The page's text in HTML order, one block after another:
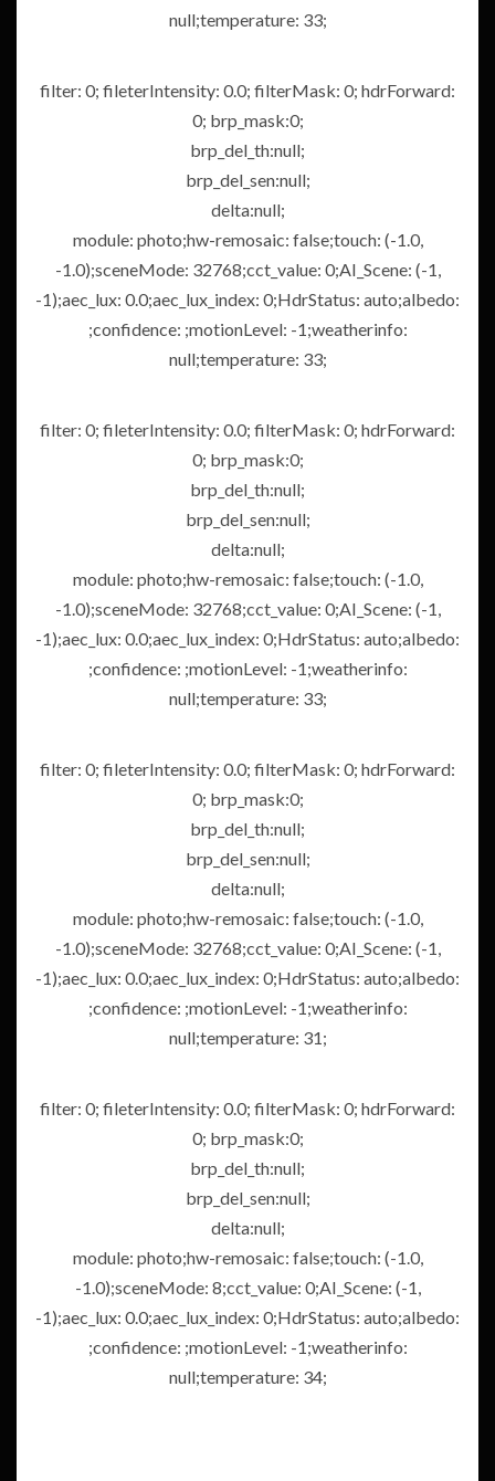
null;temperature: 33;
filter: 0; fileterIntensity: 0.0; filterMask: 0; hdrForward:
0; brp_mask:0;
brp_del_th:null;
brp_del_sen:null;
delta:null;
module: photo;hw-remosaic: false;touch: (-1.0,
-1.0);sceneMode: 32768;cct_value: 0;AI_Scene: (-1,
-1);aec_lux: 0.0;aec_lux_index: 0;HdrStatus: auto;albedo:
;confidence: ;motionLevel: -1;weatherinfo:
null;temperature: 33;
filter: 0; fileterIntensity: 0.0; filterMask: 0; hdrForward:
0; brp_mask:0;
brp_del_th:null;
brp_del_sen:null;
delta:null;
module: photo;hw-remosaic: false;touch: (-1.0,
-1.0);sceneMode: 32768;cct_value: 0;AI_Scene: (-1,
-1);aec_lux: 0.0;aec_lux_index: 0;HdrStatus: auto;albedo:
;confidence: ;motionLevel: -1;weatherinfo:
null;temperature: 33;
filter: 0; fileterIntensity: 0.0; filterMask: 0; hdrForward:
0; brp_mask:0;
brp_del_th:null;
brp_del_sen:null;
delta:null;
module: photo;hw-remosaic: false;touch: (-1.0,
-1.0);sceneMode: 32768;cct_value: 0;AI_Scene: (-1,
-1);aec_lux: 0.0;aec_lux_index: 0;HdrStatus: auto;albedo:
;confidence: ;motionLevel: -1;weatherinfo:
null;temperature: 31;
filter: 0; fileterIntensity: 0.0; filterMask: 0; hdrForward:
0; brp_mask:0;
brp_del_th:null;
brp_del_sen:null;
delta:null;
module: photo;hw-remosaic: false;touch: (-1.0,
-1.0);sceneMode: 8;cct_value: 0;AI_Scene: (-1,
-1);aec_lux: 0.0;aec_lux_index: 0;HdrStatus: auto;albedo:
;confidence: ;motionLevel: -1;weatherinfo:
null;temperature: 34;